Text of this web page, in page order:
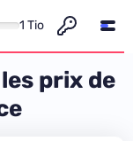
1 Tio
prix de